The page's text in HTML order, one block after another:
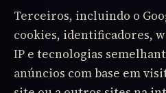
Terceiros, incluindo o
cookies, identificadores,
IP e tecnologias
anúncios com base em